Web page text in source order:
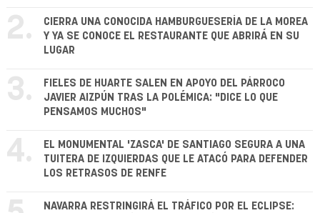
2.
CIERRA UNA CONOCIDA HAMBURGUESERÍA DE LA MOREA
Y YA SE CONOCE EL RESTAURANTE QUE ABRIRÁ EN SU
LUGAR
3.
FIELES DE HUARTE SALEN EN APOYO DEL PÁRROCO
JAVIER AIZPÚN TRAS LA POLÉMICA: "DICE LO QUE
PENSAMOS MUCHOS"
4.
EL MONUMENTAL 'ZASCA' DE SANTIAGO SEGURA A UNA
TUITERA DE IZQUIERDAS QUE LE ATACÓ PARA DEFENDER
LOS RETRASOS DE RENFE
NAVARRA RESTRINGIRÁ EL TRÁFICO POR EL ECLIPSE: